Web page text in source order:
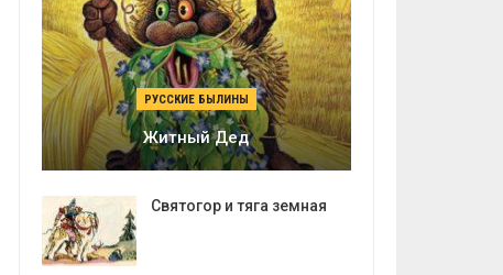
РУССКИЕ БЫЛИНЫ
Житный Дед
Святогор и тяга земная